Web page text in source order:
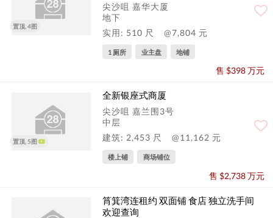
置顶, 4图
尖沙咀 嘉华大厦
地下
实用: 510 尺
@7,804 元
1 厕所 业主盘 地铺
售 $398 万元
置顶, 5图
全新银座式商厦
尖沙咀 嘉兰围3号
中层
建筑: 2,453 尺
@11,162 元
楼上铺 商场铺位
售 $2,738 万元
筲箕湾连租约 双面铺 食店 独立洗手间
欢迎查询